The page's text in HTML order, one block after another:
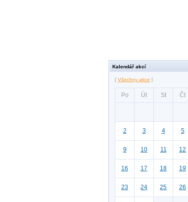
Kalendář akcí
[ Všechny akce ]
Po Út St Čt
2 3 4 5
9 10 11 12
16 17 18 19
23 24 25 26